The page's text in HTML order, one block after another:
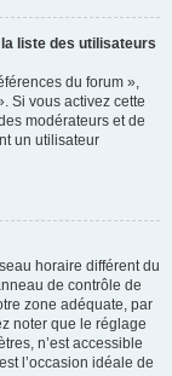
liste des utilisateurs
du forum »,
Si vous activez cette
modérateurs et de
un utilisateur
horaire différent du
de contrôle de
zone adéquate, par
noter que le réglage
n’est accessible
l’occasion idéale de